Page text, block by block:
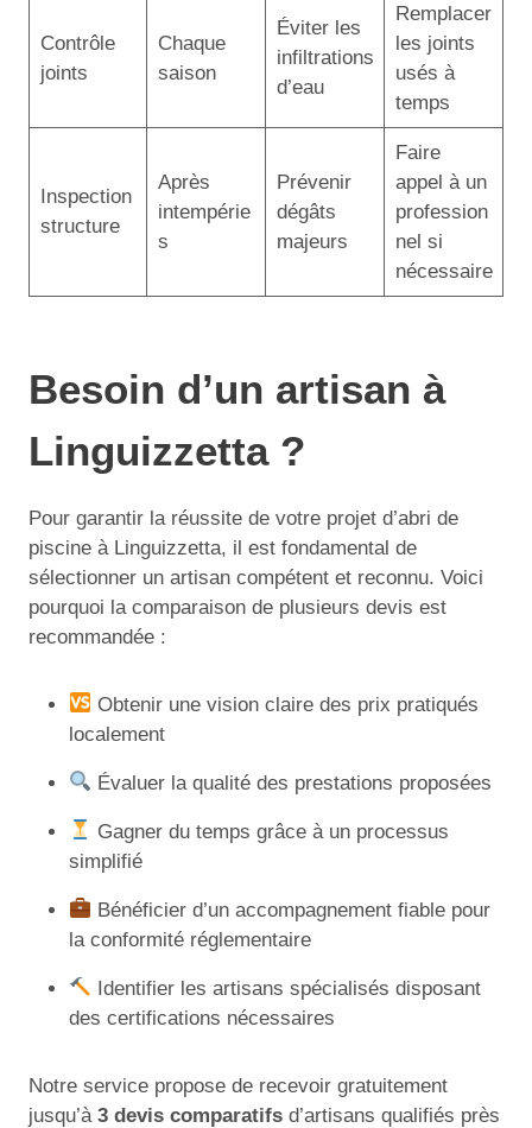
Contrôle
joints
Chaque
saison
Éviter les
infiltrations
d’eau
Remplacer
les joints
usés à
temps
Inspection
structure
Après
intempérie
s
Prévenir
dégâts
majeurs
Faire
appel à un
profession
nel si
nécessaire
Besoin d’un artisan à
Linguizzetta ?
Pour garantir la réussite de votre projet d’abri de
piscine à Linguizzetta, il est fondamental de
sélectionner un artisan compétent et reconnu. Voici
pourquoi la comparaison de plusieurs devis est
recommandée :
Obtenir une vision claire des prix pratiqués
localement
Évaluer la qualité des prestations proposées
Gagner du temps grâce à un processus
simplifié
Bénéficier d’un accompagnement fiable pour
la conformité réglementaire
Identifier les artisans spécialisés disposant
des certifications nécessaires
Notre service propose de recevoir gratuitement
jusqu’à 3 devis comparatifs d’artisans qualifiés près